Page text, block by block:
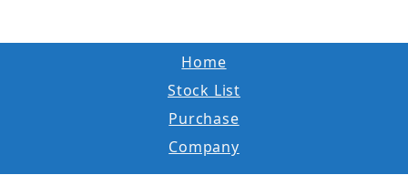
Home
Stock List
Purchase
Company